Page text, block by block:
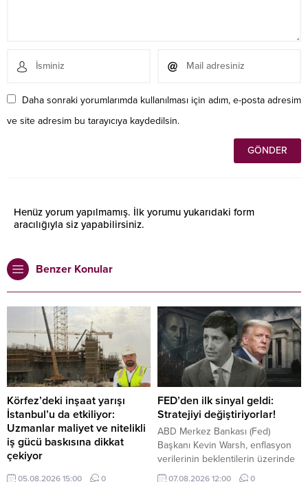
Daha sonraki yorumlarımda kullanılması için adım, e-posta adresim
ve site adresim bu tarayıcıya kaydedilsin.
Henüz yorum yapılmamış. İlk yorumu yukarıdaki form
aracılığıyla siz yapabilirsiniz.
Benzer Konular
Körfez’deki inşaat yarışı
İstanbul’u da etkiliyor:
Uzmanlar maliyet ve nitelikli
iş gücü baskısına dikkat
çekiyor
Körfez ülkelerinde hızlanan otel,
05.08.2026 15:00 0
FED’den ilk sinyal geldi:
Stratejiyi değiştiriyorlar!
ABD Merkez Bankası (Fed)
Başkanı Kevin Warsh, enflasyon
verilerinin beklentilerin üzerinde
gelmesi ve piyasaların faiz artışı
07.08.2026 12:00 0